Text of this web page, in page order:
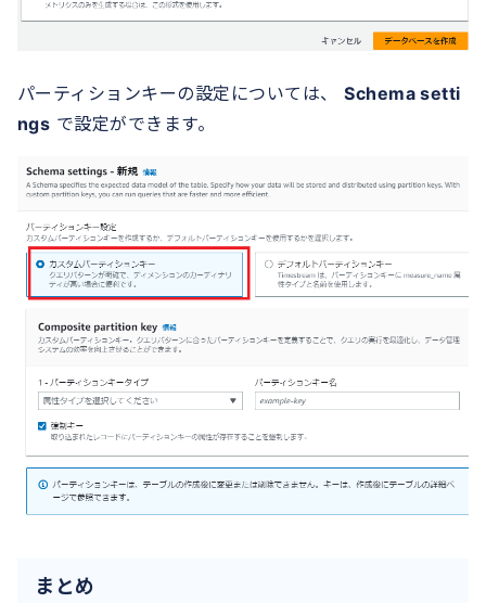
パーティションキーの設定については、Schema setti
ngs で設定ができます。
まとめ